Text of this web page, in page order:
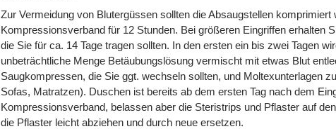
Zur Vermeidung von Blutergüssen sollten die Absaugstellen
Kompressionsverband für 12 Stunden. Bei größeren Eingriffen erhalten
die Sie für ca. 14 Tage tragen sollten. In den ersten ein bis zwei Tagen
unbeträchtliche Menge Betäubungslösung vermischt mit etwas Blut
Saugkompressen, die Sie ggt. wechseln sollten, und Moltexunterlagen
Sofas, Matratzen). Duschen ist bereits ab dem ersten Tag nach dem
Kompressionsverband, belassen aber die Steristrips und Pflaster auf
die Pflaster leicht abziehen und durch neue ersetzen.